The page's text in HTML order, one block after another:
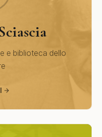
e biblioteca dello